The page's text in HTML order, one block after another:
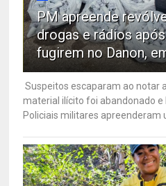
PM apreende
drogas e rádios
fugirem no Danon,
Suspeitos escaparam ao notar
material ilícito foi abandonado e
Policiais militares apreenderam